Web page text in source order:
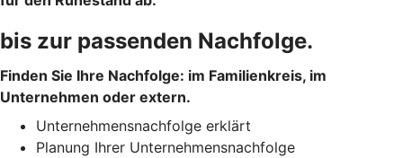
bis zur passenden Nachfolge.
Finden Sie Ihre Nachfolge: im Familienkreis, im
Unternehmen oder extern.
Unternehmensnachfolge erklärt
Planung Ihrer Unternehmensnachfolge